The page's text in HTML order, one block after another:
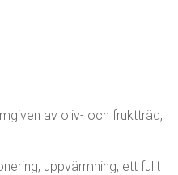
av oliv- och fruktträd,
uppvärmning, ett fullt